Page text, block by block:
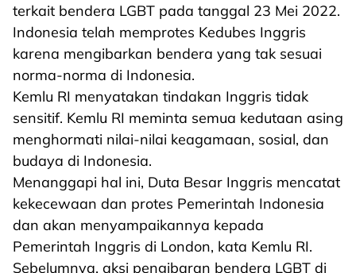
terkait bendera LGBT pada tanggal 23 Mei 2022.
Indonesia telah memprotes Kedubes Inggris
karena mengibarkan bendera yang tak sesuai
norma-norma di Indonesia.
Kemlu RI menyatakan tindakan Inggris tidak
sensitif. Kemlu RI meminta semua kedutaan asing
menghormati nilai-nilai keagamaan, sosial, dan
budaya di Indonesia.
Menanggapi hal ini, Duta Besar Inggris mencatat
kekecewaan dan protes Pemerintah Indonesia
dan akan menyampaikannya kepada
Pemerintah Inggris di London, kata Kemlu RI.
Sebelumnya, aksi pengibaran bendera LGBT di